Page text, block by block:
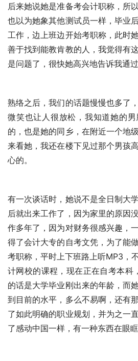
后来她说她是准备考会计职称，所
也以为她象其他测试员一样，毕业
工作，边上班边开始考职称，此时
善于找到能教肯教的人，我觉得有
是问题了，很快她高兴地告诉我通
熟络之后，我们的话题慢慢也多了
微笑也让人很放松，我知道她的
的，也是她的同乡，在附近一个地
来看她，我还在楼下见过那个男孩
心的。
有一次谈话时，她说不是全日制大
后就出来工作了，因为家里的原因
作多年了，因为对财务很感兴趣，
得了会计大专的自考文凭，为了能
考职称，平时上下班路上听MP3，
计网校的课程，现在正在自考本科
的话是大学毕业刚出来的年龄，而
到目前的水平，多么不易啊，还有
了如此明确的职业规划，并为之一
了感动中国一样，有一种东西在眼眶